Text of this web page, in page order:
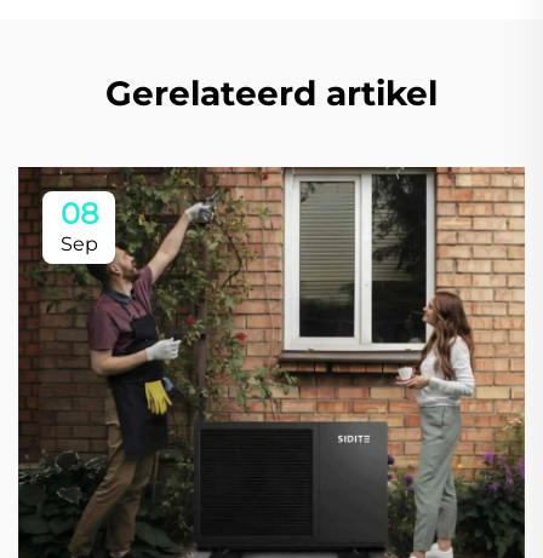
Gerelateerd artikel
08
Sep